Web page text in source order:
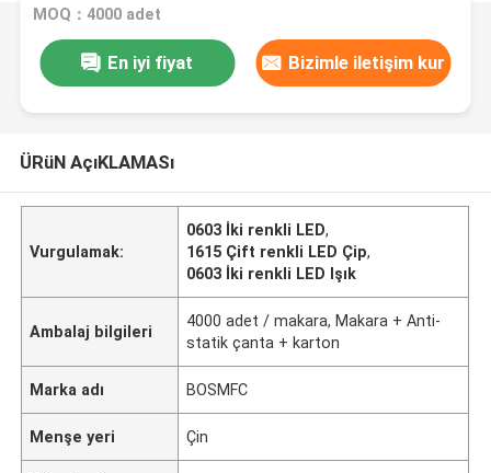
MOQ：4000 adet
En iyi fiyat Bizimle iletişim kur
ÜRüN AçıKLAMASı
Vurgulamak:
0603 İki renkli LED,
1615 Çift renkli LED Çip,
0603 İki renkli LED Işık
Ambalaj bilgileri
4000 adet / makara, Makara + Anti-
statik çanta + karton
Marka adı BOSMFC
Menşe yeri Çin